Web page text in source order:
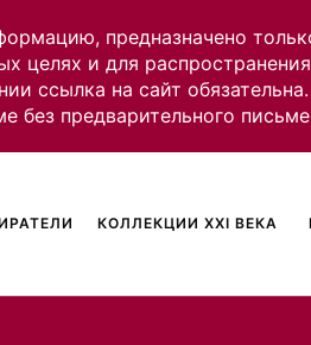
предназначено
целях и для
ссылка на сайт
предварительного
КОЛЛЕКЦИИ XXI ВЕКА